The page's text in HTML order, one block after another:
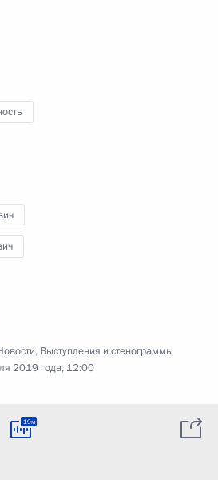
, Выступления и стенограммы
2019 года, 12:00
19м